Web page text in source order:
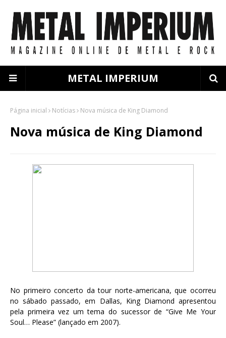
METAL IMPERIUM
Página inicial Notícias Nova música de King Diamond
Nova música de King Diamond
No primeiro concerto da tour norte-americana, que ocorreu
no sábado passado, em Dallas, King Diamond apresentou
pela primeira vez um tema do sucessor de “Give Me Your
Soul… Please” (lançado em 2007).